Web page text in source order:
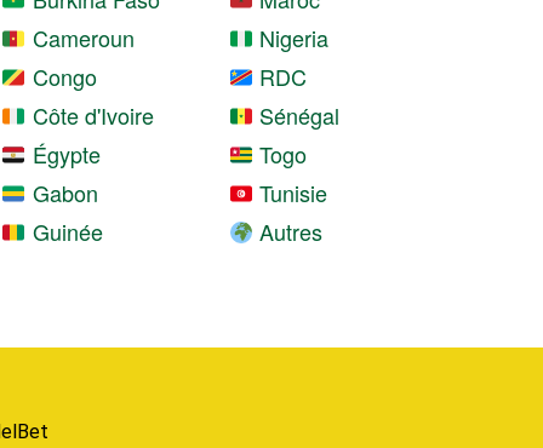
Cameroun
Congo
Côte d'Ivoire
Égypte
Gabon
Guinée
Nigeria
RDC
Sénégal
Togo
Tunisie
Autres